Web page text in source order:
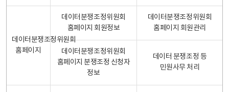
데이터분쟁조정위원회
홈페이지
데이터분쟁조정위원회
홈페이지 회원정보
데이터분쟁조정위원회
홈페이지 회원관리
데이터분쟁조정위원회
홈페이지 분쟁조정 신청자
정보
데이터 분쟁조정 등
민원사무 처리